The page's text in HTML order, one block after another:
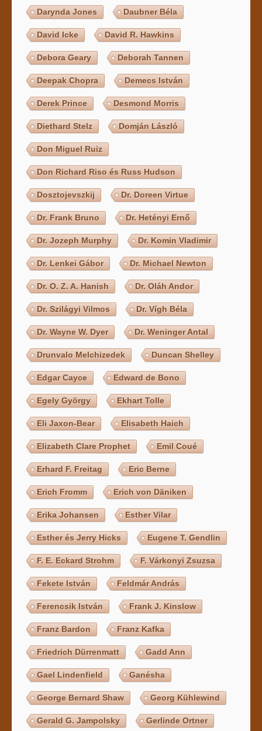
Darynda Jones Daubner Béla
David Icke David R. Hawkins
Debora Geary Deborah Tannen
Deepak Chopra Demecs István
Derek Prince Desmond Morris
Diethard Stelz Domján László
Don Miguel Ruiz
Don Richard Riso és Russ Hudson
Dosztojevszkij Dr. Doreen Virtue
Dr. Frank Bruno Dr. Hetényi Ernő
Dr. Jozeph Murphy Dr. Komin Vladimir
Dr. Lenkei Gábor Dr. Michael Newton
Dr. O. Z. A. Hanish Dr. Oláh Andor
Dr. Szilágyi Vilmos Dr. Vígh Béla
Dr. Wayne W. Dyer Dr. Weninger Antal
Drunvalo Melchizedek Duncan Shelley
Edgar Cayce Edward de Bono
Egely György Ekhart Tolle
Eli Jaxon-Bear Elisabeth Haich
Elizabeth Clare Prophet Emil Coué
Erhard F. Freitag Eric Berne
Erich Fromm Erich von Däniken
Erika Johansen Esther Vilar
Esther és Jerry Hicks Eugene T. Gendlin
F. E. Eckard Strohm F. Várkonyi Zsuzsa
Fekete István Feldmár András
Ferencsik István Frank J. Kinslow
Franz Bardon Franz Kafka
Friedrich Dürrenmatt Gadd Ann
Gael Lindenfield Ganésha
George Bernard Shaw Georg Kühlewind
Gerald G. Jampolsky Gerlinde Ortner